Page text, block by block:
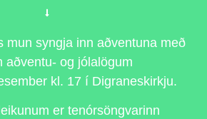
mun syngja inn aðventuna með
aðventu- og jólalögum
kl. 17 í Digraneskirkju.
er tenórsöngvarinn